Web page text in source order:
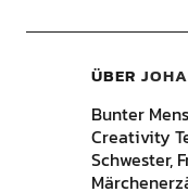
ÜBER
Bunter
Creativity
Schwester,